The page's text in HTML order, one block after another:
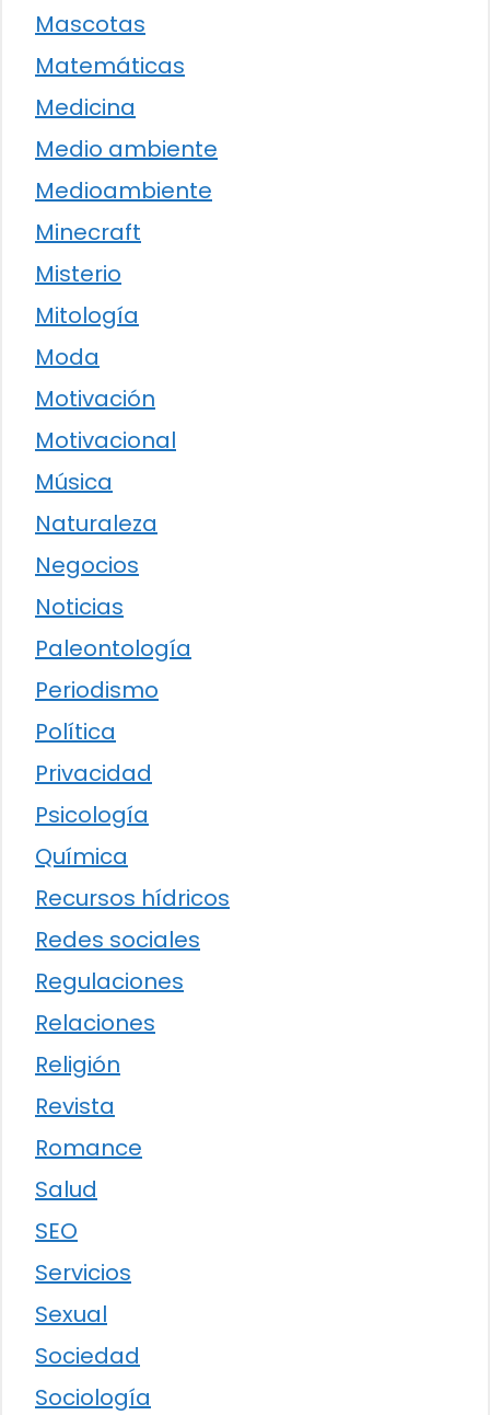
Mascotas
Matemáticas
Medicina
Medio ambiente
Medioambiente
Minecraft
Misterio
Mitología
Moda
Motivación
Motivacional
Música
Naturaleza
Negocios
Noticias
Paleontología
Periodismo
Política
Privacidad
Psicología
Química
Recursos hídricos
Redes sociales
Regulaciones
Relaciones
Religión
Revista
Romance
Salud
SEO
Servicios
Sexual
Sociedad
Sociología